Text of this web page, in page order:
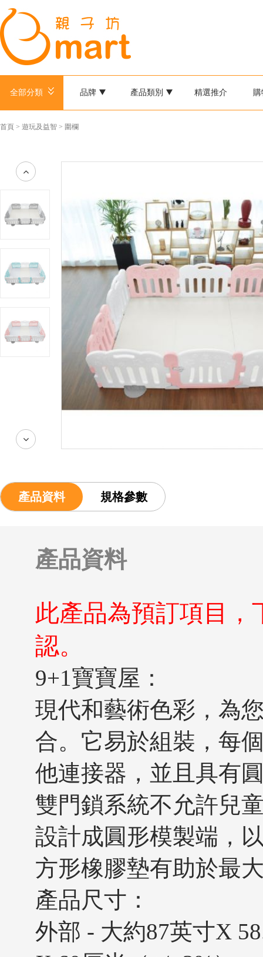
全部分類 品牌 產品類別 精選推介 購
首頁 > 遊玩及益智 > 圍欄
產品資料 規格參數
產品資料
此產品為預訂項目
認。
9+1寶寶屋：
現代和藝術色彩，為
合。它易於組裝，每
他連接器，並且具有
雙門鎖系統不允許兒
設計成圓形模製端，
方形橡膠墊有助於最
產品尺寸：
外部 - 大約87英寸X